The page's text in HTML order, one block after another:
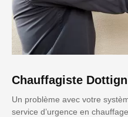
Chauffagiste
Un problème avec votre
service d’urgence en